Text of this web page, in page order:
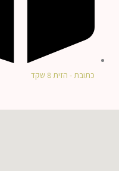
כתובת - הזית 8 שקד